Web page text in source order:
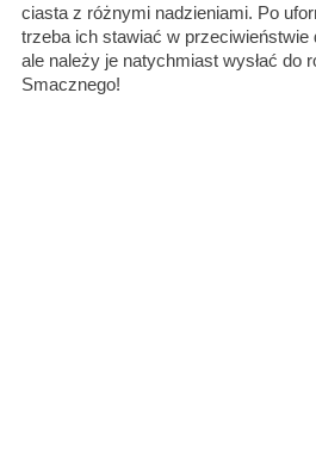
ciasta z różnymi nadzieniami. Po
trzeba ich stawiać w przeciwieństwie
ale należy je natychmiast wysłać do
Smacznego!